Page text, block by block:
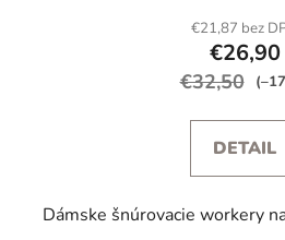
€21,87 bez
€26,90
€32,50
DETAIL
Dámske šnúrovacie workery